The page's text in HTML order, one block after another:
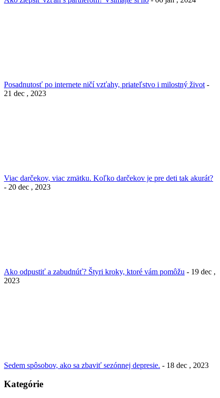
Posadnutosť po internete ničí vzťahy, priateľstvo i milostný život -
21 dec , 2023
Viac darčekov, viac zmätku. Koľko darčekov je pre deti tak akurát?
- 20 dec , 2023
Ako odpustiť a zabudnúť? Štyri kroky, ktoré vám pomôžu - 19 dec ,
2023
Sedem spôsobov, ako sa zbaviť sezónnej depresie. - 18 dec , 2023
Kategórie